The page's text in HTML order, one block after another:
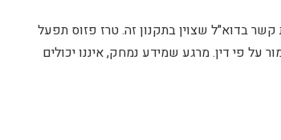
בדוא"ל שצוין בתקנון זה. טרז פזוס תפעל
פי דין. מרגע שמידע נמחק, איננו יכולים